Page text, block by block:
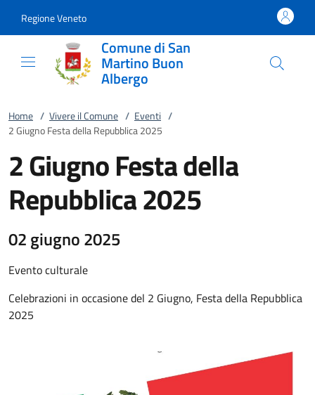
Regione Veneto
Comune di San
Martino Buon
Albergo
Home / Vivere il Comune / Eventi /
2 Giugno Festa della Repubblica 2025
2 Giugno Festa della
Repubblica 2025
02 giugno 2025
Evento culturale
Celebrazioni in occasione del 2 Giugno, Festa della Repubblica
2025